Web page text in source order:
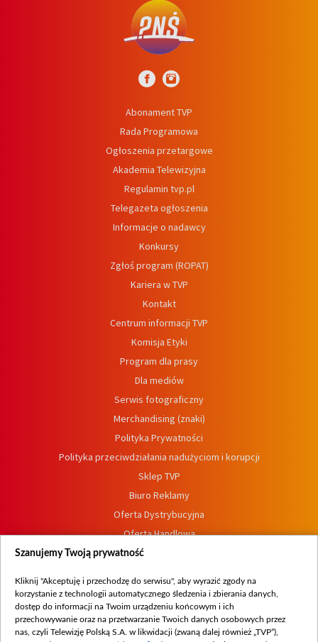
Abonament TVP
Rada Programowa
Ogłoszenia przetargowe
Akademia Telewizyjna
Regulamin tvp.pl
Telegazeta ogłoszenia
Informacje o nadawcy
Konkursy
Zgłoś program (ROPAT)
Kariera w TVP
Kontakt
Centrum informacji TVP
Komisja Etyki
Program dla prasy
Dla mediów
Serwis fotograficzny
Merchandising (znaki)
Polityka Prywatności
Polityka przeciwdziałania nadużyciom i korupcji
Sklep TVP
Biuro Reklamy
Oferta Dystrybucyjna
Oferta Handlowa
Dostępność
Procedura zgłoszeń wewnętrznych
Szanujemy Twoją prywatność
Kliknij "Akceptuję i przechodzę do serwisu", aby wyrazić zgody na
korzystanie z technologii automatycznego śledzenia i zbierania danych,
dostęp do informacji na Twoim urządzeniu końcowym i ich
przechowywanie oraz na przetwarzanie Twoich danych osobowych przez
nas, czyli Telewizję Polską S.A. w likwidacji (zwaną dalej również „TVP”),